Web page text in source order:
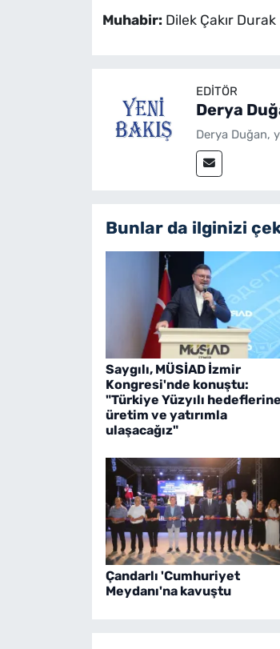
Muhabir: Dilek Çakır Durak
EDITÖR
Derya
Derya Duğan,
Bunlar da ilginizi
Saygılı, MÜSİAD İzmir
Kongresi'nde konuştu:
"Türkiye Yüzyılı hedeflerine
üretim ve yatırımla
ulaşacağız"
Çandarlı 'Cumhuriyet
Meydanı'na kavuştu